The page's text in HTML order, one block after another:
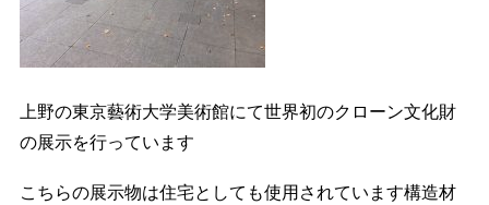
上野の東京藝術大学美術館にて世界初のクローン文化財
の展示を行っています
こちらの展示物は住宅としても使用されています構造材